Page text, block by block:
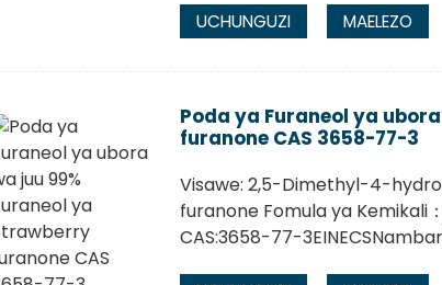
UCHUNGUZI MAELEZO
Poda ya Furaneol ya
furanone CAS 3658-77-3
Visawe: 2,5-Dimethyl-4-
furanone Fomula ya Kemikali
CAS:3658-77-